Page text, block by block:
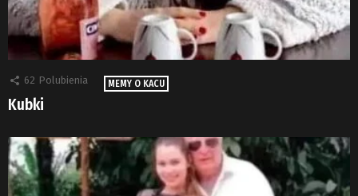
62 Polubienia MEMY O KACU
Kubki